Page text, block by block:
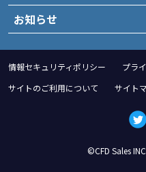
お知らせ
情報セキュリティポリシー プラ
サイトのご利用について
サイト
©CFD Sales